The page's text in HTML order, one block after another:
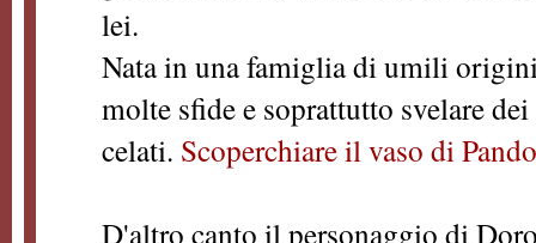
lei.
Nata in una famiglia di umili
molte sfide e soprattutto svelare
celati. Scoperchiare il vaso di
D'altro canto il personaggio di